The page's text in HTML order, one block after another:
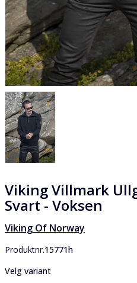
Viking Villmark
Svart - Voksen
Viking Of Norway
Produktnr.15771h
Velg variant